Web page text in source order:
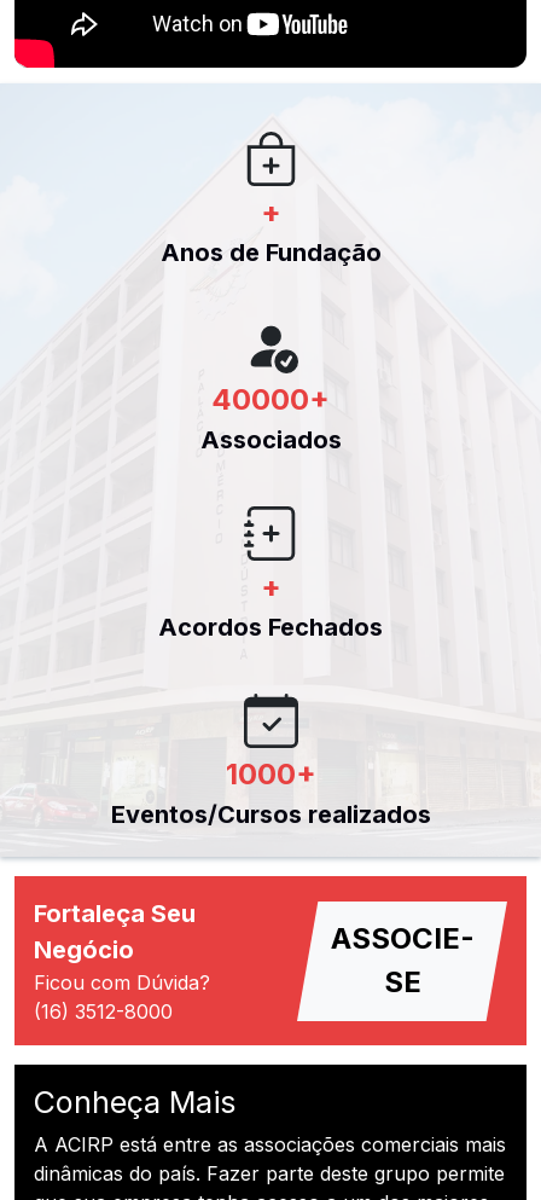
+
Anos de Fundação
40000+
Associados
+
Acordos Fechados
1000+
Eventos/Cursos realizados
Fortaleça Seu
Negócio
Ficou com Dúvida?
(16) 3512-8000
ASSOCIE-
SE
Conheça Mais
A ACIRP está entre as associações comerciais mais
dinâmicas do país. Fazer parte deste grupo permite